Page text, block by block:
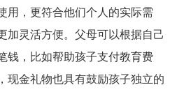
用，更符合他们个人的实际需
加灵活方便。父母可以根据自己
钱，比如帮助孩子支付教育费
现金礼物也具有鼓励孩子独立的